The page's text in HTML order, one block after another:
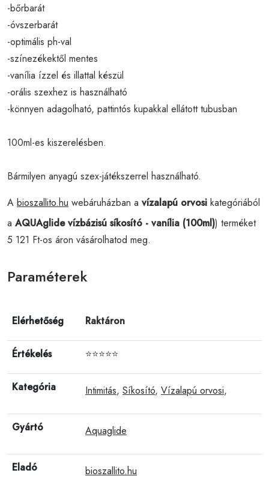
-bőrbarát
-óvszerbarát
-optimális ph-val
-színezékektől mentes
-vanília ízzel és illattal készül
-orális szexhez is használható
-könnyen adagolható, pattintós kupakkal ellátott tubusban
100ml-es kiszerelésben.
Bármilyen anyagú szex-játékszerrel használható.
A bioszallito.hu webáruházban a vízalapú orvosi kategóriából
a AQUAglide vízbázisú síkosító - vanília (100ml)) terméket
5 121 Ft-os áron vásárolhatod meg.
Paraméterek
Elérhetőség Raktáron
Értékelés ⭐⭐⭐⭐⭐
Kategória Intimitás, Síkosító, Vízalapú orvosi,
Gyártó Aquaglide
Eladó bioszallito.hu